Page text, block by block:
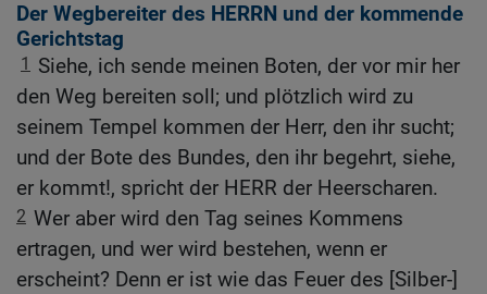
Der Wegbereiter des HERRN und der kommende
Gerichtstag
1
Siehe, ich sende meinen Boten, der vor mir her
den Weg bereiten soll; und plötzlich wird zu
seinem Tempel kommen der Herr, den ihr sucht;
und der Bote des Bundes, den ihr begehrt, siehe,
er kommt!, spricht der HERR der Heerscharen.
2 Wer aber wird den Tag seines Kommens
ertragen, und wer wird bestehen, wenn er
erscheint? Denn er ist wie das Feuer des [Silber-]